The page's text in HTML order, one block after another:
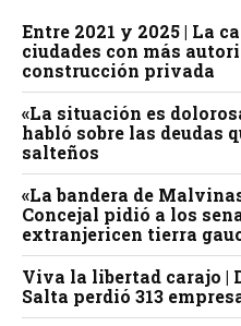
Entre 2021 y 2025 | La
ciudades con más
construcción privada
«La situación es
habló sobre las deudas
salteños
«La bandera de
Concejal pidió a los
extranjericen tierra
Viva la libertad carajo |
Salta perdió 313